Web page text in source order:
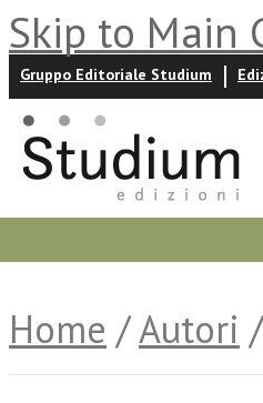
Skip to Main
Gruppo Editoriale Studium
Home /Autori